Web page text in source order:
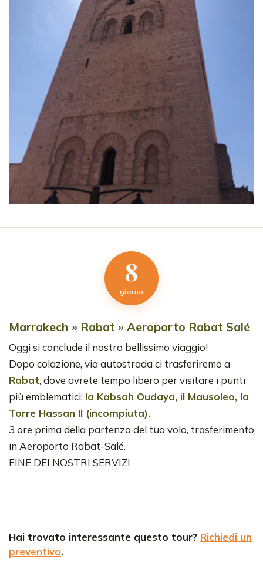
8
giorno
Marrakech » Rabat » Aeroporto Rabat Salé
Oggi si conclude il nostro bellissimo viaggio!
Dopo colazione, via autostrada ci trasferiremo a
Rabat, dove avrete tempo libero per visitare i punti
più emblematici: la Kabsah Oudaya, il Mausoleo, la
Torre Hassan II (incompiuta).
3 ore prima della partenza del tuo volo, trasferimento
in Aeroporto Rabat-Salé.
FINE DEI NOSTRI SERVIZI
Hai trovato interessante questo tour? Richiedi un
preventivo.